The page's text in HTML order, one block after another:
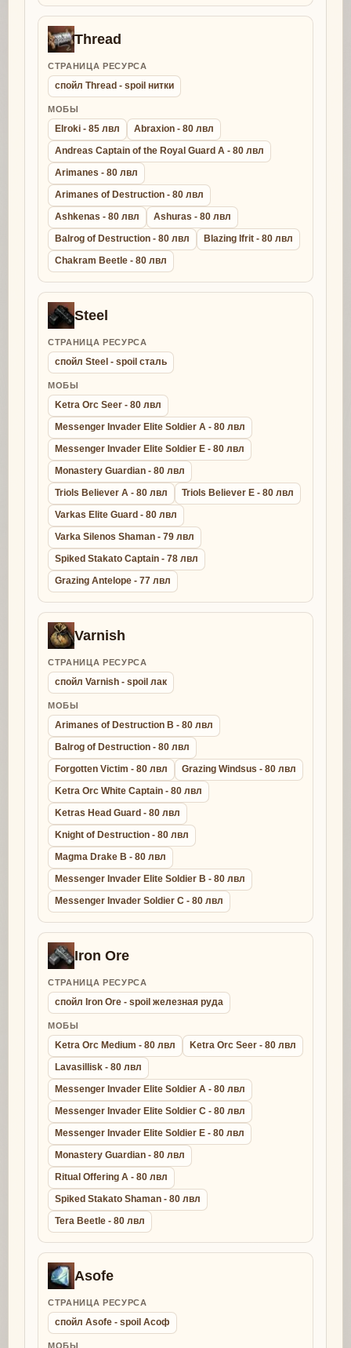
Thread
СТРАНИЦА РЕСУРСА
спойл Thread - spoil нитки
МОБЫ
Elroki - 85 лвл
Abraxion - 80 лвл
Andreas Captain of the Royal Guard A - 80 лвл
Arimanes - 80 лвл
Arimanes of Destruction - 80 лвл
Ashkenas - 80 лвл
Ashuras - 80 лвл
Balrog of Destruction - 80 лвл
Blazing Ifrit - 80 лвл
Chakram Beetle - 80 лвл
Steel
СТРАНИЦА РЕСУРСА
спойл Steel - spoil сталь
МОБЫ
Ketra Orc Seer - 80 лвл
Messenger Invader Elite Soldier A - 80 лвл
Messenger Invader Elite Soldier E - 80 лвл
Monastery Guardian - 80 лвл
Triols Believer A - 80 лвл
Triols Believer E - 80 лвл
Varkas Elite Guard - 80 лвл
Varka Silenos Shaman - 79 лвл
Spiked Stakato Captain - 78 лвл
Grazing Antelope - 77 лвл
Varnish
СТРАНИЦА РЕСУРСА
спойл Varnish - spoil лак
МОБЫ
Arimanes of Destruction B - 80 лвл
Balrog of Destruction - 80 лвл
Forgotten Victim - 80 лвл
Grazing Windsus - 80 лвл
Ketra Orc White Captain - 80 лвл
Ketras Head Guard - 80 лвл
Knight of Destruction - 80 лвл
Magma Drake B - 80 лвл
Messenger Invader Elite Soldier B - 80 лвл
Messenger Invader Soldier C - 80 лвл
Iron Ore
СТРАНИЦА РЕСУРСА
спойл Iron Ore - spoil железная руда
МОБЫ
Ketra Orc Medium - 80 лвл
Ketra Orc Seer - 80 лвл
Lavasillisk - 80 лвл
Messenger Invader Elite Soldier A - 80 лвл
Messenger Invader Elite Soldier C - 80 лвл
Messenger Invader Elite Soldier E - 80 лвл
Monastery Guardian - 80 лвл
Ritual Offering A - 80 лвл
Spiked Stakato Shaman - 80 лвл
Tera Beetle - 80 лвл
Asofe
СТРАНИЦА РЕСУРСА
спойл Asofe - spoil Асоф
МОБЫ